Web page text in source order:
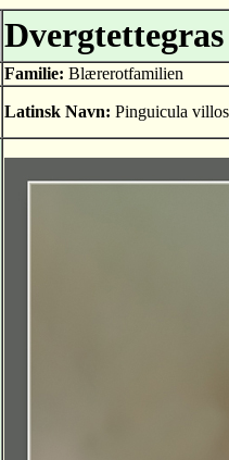
Dvergtettegras
Familie: Blærerotfamilien
Latinsk Navn: Pinguicula